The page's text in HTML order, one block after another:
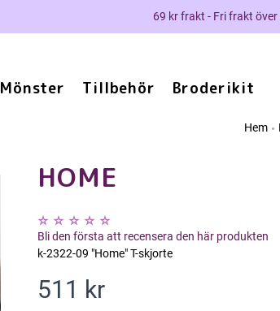
69 kr frakt - Fri frakt
Mönster Tillbehör Broderikit
Hem
HOME
Bli den första att recensera den här produkten
k-2322-09 "Home" T-skjorte
511 kr